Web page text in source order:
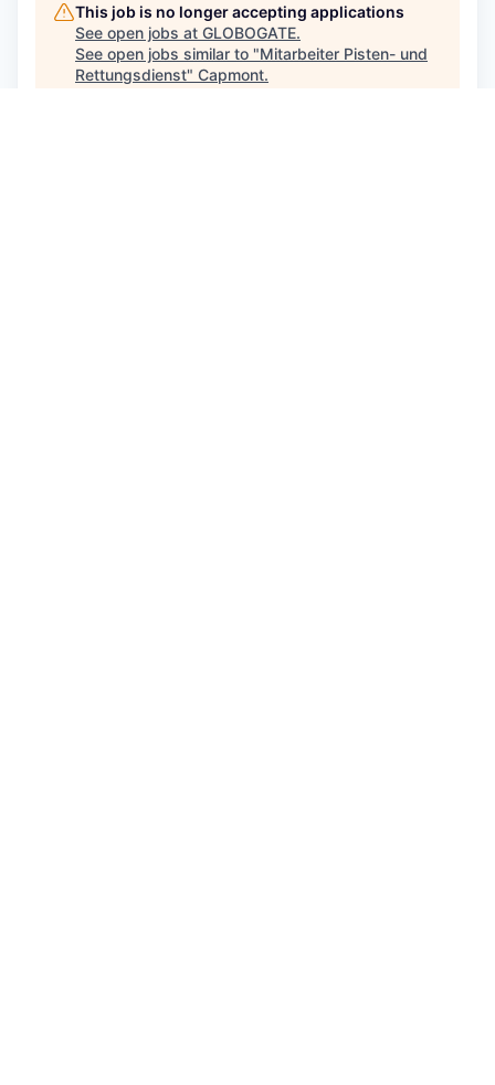
This job is no longer accepting applications
See open jobs at GLOBOGATE.
See open jobs similar to "Mitarbeiter Pisten- und
Rettungsdienst" Capmont.